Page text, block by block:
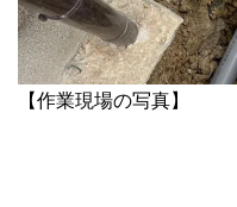
【作業現場の写真】